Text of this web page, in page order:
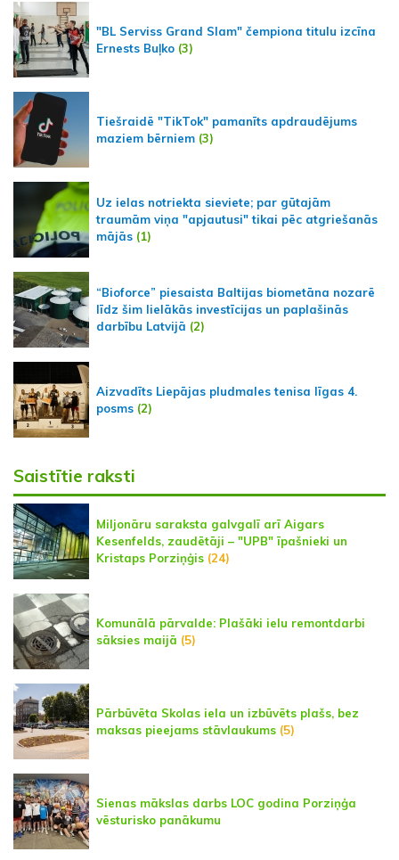
"BL Serviss Grand Slam" čempiona titulu izcīna
Ernests Buļko (3)
Tiešraidē "TikTok" pamanīts apdraudējums
maziem bērniem (3)
Uz ielas notriekta sieviete; par gūtajām
traumām viņa "apjautusi" tikai pēc atgriešanās
mājās (1)
“Bioforce” piesaista Baltijas biometāna nozarē
līdz šim lielākās investīcijas un paplašinās
darbību Latvijā (2)
Aizvadīts Liepājas pludmales tenisa līgas 4.
posms (2)
Saistītie raksti
Miljonāru saraksta galvgalī arī Aigars
Kesenfelds, zaudētāji – "UPB" īpašnieki un
Kristaps Porziņģis (24)
Komunālā pārvalde: Plašāki ielu remontdarbi
sāksies maijā (5)
Pārbūvēta Skolas iela un izbūvēts plašs, bez
maksas pieejams stāvlaukums (5)
Sienas mākslas darbs LOC godina Porziņģa
vēsturisko panākumu